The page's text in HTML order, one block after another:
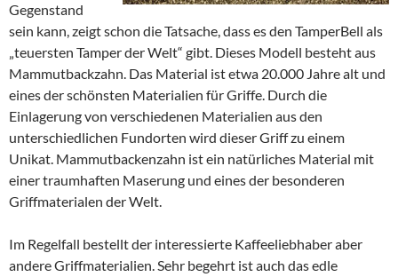
Gegenstand
sein kann, zeigt schon die Tatsache, dass es den TamperBell als
„teuersten Tamper der Welt“ gibt. Dieses Modell besteht aus
Mammutbackzahn. Das Material ist etwa 20.000 Jahre alt und
eines der schönsten Materialien für Griffe. Durch die
Einlagerung von verschiedenen Materialien aus den
unterschiedlichen Fundorten wird dieser Griff zu einem
Unikat. Mammutbackenzahn ist ein natürliches Material mit
einer traumhaften Maserung und eines der besonderen
Griffmaterialen der Welt.
Im Regelfall bestellt der interessierte Kaffeeliebhaber aber
andere Griffmaterialien. Sehr begehrt ist auch das edle